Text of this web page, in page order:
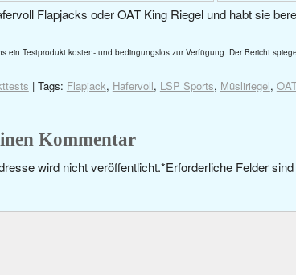
Flapjacks oder OAT King Riegel und habt sie
ein Testprodukt kosten- und bedingungslos zur Verfügung. Der Bericht
| Tags: Flapjack, Hafervoll, LSP Sports, Müsliriegel,
Kommentar
wird nicht veröffentlicht. Erforderliche Felder
*